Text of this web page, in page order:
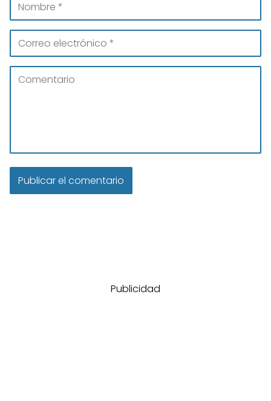
Publicidad